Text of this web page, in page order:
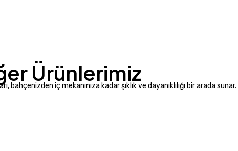
Ürünlerimiz
bahçenizden iç mekanınıza kadar şıklık ve dayanıklılığı bir arada sunar.